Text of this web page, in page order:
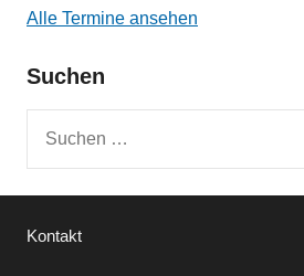
Alle Termine ansehen
Suchen
Kontakt